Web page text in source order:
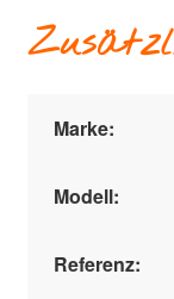
Marke:
Modell:
Referenz: